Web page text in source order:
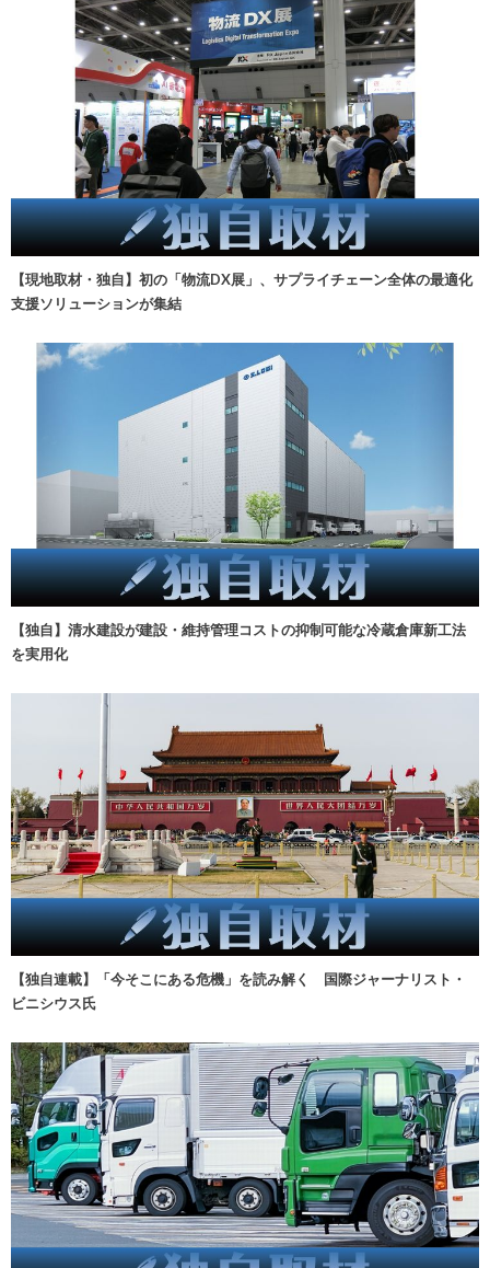
【現地取材・独自】初の「物流DX展」、サプライチェーン全体の最適化
支援ソリューションが集結
【独自】清水建設が建設・維持管理コストの抑制可能な冷蔵倉庫新工法
を実用化
【独自連載】「今そこにある危機」を読み解く 国際ジャーナリスト・
ビニシウス氏